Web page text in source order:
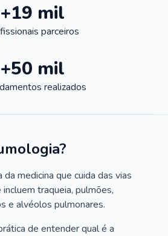
+19 mil
parceiros
+50 mil
realizados
medicina que cuida das vias
traqueia, pulmões,
e alvéolos pulmonares.
de entender qual é a